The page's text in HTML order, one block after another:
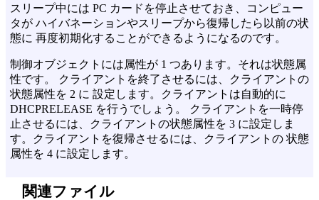
スリープ中には PC カードを停止させておき、コンピュー
タが ハイバネーションやスリープから復帰したら以前の状
態に 再度初期化することができるようになるのです。
制御オブジェクトには属性が 1 つあります。それは状態属
性です。 クライアントを終了させるには、クライアントの
状態属性を 2 に 設定します。クライアントは自動的に
DHCPRELEASE を行うでしょう。 クライアントを一時停
止させるには、クライアントの状態属性を 3 に設定しま
す。クライアントを復帰させるには、クライアントの 状態
属性を 4 に設定します。
関連ファイル